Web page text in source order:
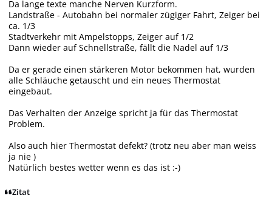
Da lange texte manche Nerven Kurzform.
Landstraße - Autobahn bei normaler zügiger Fahrt, Zeiger bei
ca. 1/3
Stadtverkehr mit Ampelstopps, Zeiger auf 1/2
Dann wieder auf Schnellstraße, fällt die Nadel auf 1/3
Da er gerade einen stärkeren Motor bekommen hat, wurden
alle Schläuche getauscht und ein neues Thermostat
eingebaut.
Das Verhalten der Anzeige spricht ja für das Thermostat
Problem.
Also auch hier Thermostat defekt? (trotz neu aber man weiss
ja nie )
Natürlich bestes wetter wenn es das ist :-)
Zitat